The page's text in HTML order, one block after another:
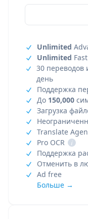
Unlimited
Unlimited
30
день
Поддержка
До 150,000
Загрузка
Translate
Pro OCR
i
Поддержка
Отменить в
Ad free
Больше →